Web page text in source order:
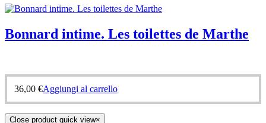
Bonnard intime. Les toilettes de Marthe
36,00 €Aggiungi al carrello
Close product quick view×